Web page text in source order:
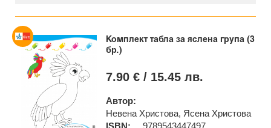
Комплект табла за яслена група (3
бр.)
7.90 € / 15.45 лв.
Автор:
Невена Христова, Ясена Христова
ISBN:
9789543447497